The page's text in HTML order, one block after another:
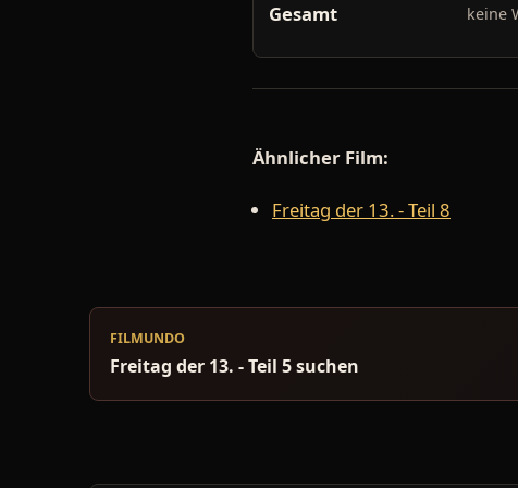
Gesamt keine
Ähnlicher Film:
Freitag der 13. - Teil 8
FILMUNDO
Freitag der 13. - Teil 5 suchen